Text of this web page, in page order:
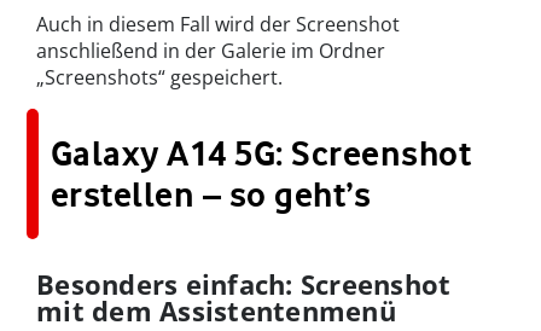
Auch in diesem Fall wird der Screenshot
anschließend in der Galerie im Ordner
„Screenshots“ gespeichert.
Galaxy A14 5G: Screenshot
erstellen – so geht’s
Besonders einfach: Screenshot
mit dem Assistentenmenü